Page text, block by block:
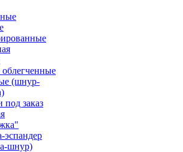
(шнур-
под заказ
эспандер
шнур)